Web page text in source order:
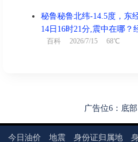
亥时(21:00-
辛亥时
喜神西南 财
结
冲 蛇 煞
秘鲁秘鲁北纬-14.5度，东
14日16时21分,震中在哪？
百科 2026/7/15 68℃
广告位6：底部
今日油价 地震 身份证归属地